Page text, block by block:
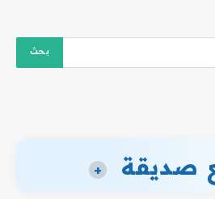
صديقة +